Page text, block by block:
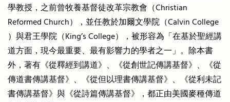
學教授，之前曾牧養基督徒改革宗教會（Christian
Reformed Church），並任教於加爾文學院（Calvin College
）與君王學院（King’s College），被形容為「在基於聖經講
道方面，現今最重要、最有影響力的學者之一」。除本書
外，著有《從釋經到講道》、《從創世記傳講基督》、《從
傳道書傳講基督》、《從但以理書傳講基督》、《從利未記
書傳講基督》與《從詩篇傳講基督》，都正由美國麥種傳道